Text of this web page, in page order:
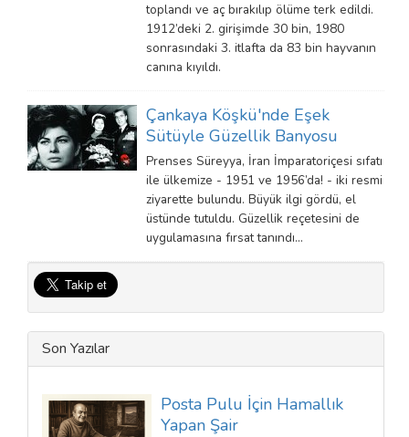
toplandı ve aç bırakılıp ölüme terk edildi.
1912’deki 2. girişimde 30 bin, 1980
sonrasındaki 3. itlafta da 83 bin hayvanın
canına kıyıldı.
Çankaya Köşkü'nde Eşek
Sütüyle Güzellik Banyosu
Prenses Süreyya, İran İmparatoriçesi sıfatı
ile ülkemize - 1951 ve 1956’da! - iki resmi
ziyarette bulundu. Büyük ilgi gördü, el
üstünde tutuldu. Güzellik reçetesini de
uygulamasına fırsat tanındı…
Son Yazılar
Posta Pulu İçin Hamallık
Yapan Şair